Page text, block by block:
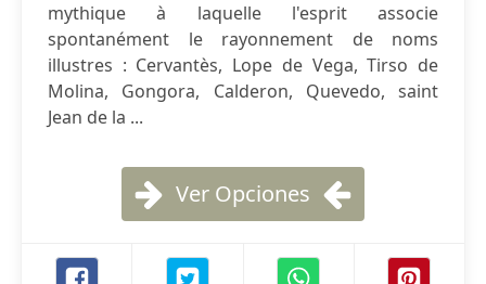
mythique à laquelle l'esprit associe
spontanément le rayonnement de noms
illustres : Cervantès, Lope de Vega, Tirso de
Molina, Gongora, Calderon, Quevedo, saint
Jean de la ...
Ver Opciones